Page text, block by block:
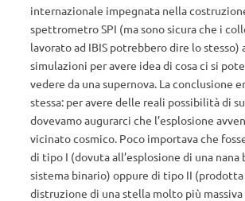
internazionale impegnata nella
spettrometro SPI (ma sono sicura che i
lavorato ad IBIS potrebbero dire lo
simulazioni per avere idea di cosa ci si
vedere da una supernova. La conclusione
stessa: per avere delle reali possibilità di
dovevamo augurarci che l’esplosione
vicinato cosmico. Poco importava che
di tipo I (dovuta all’esplosione di una nana
sistema binario) oppure di tipo II
distruzione di una stella molto più massiva